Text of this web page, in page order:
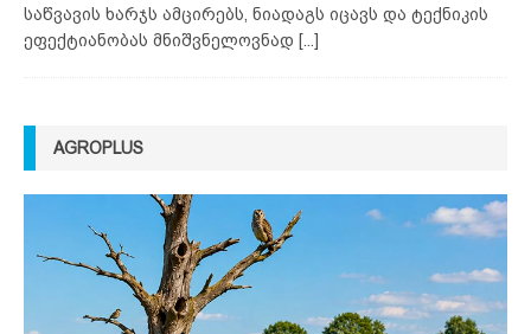
საწვავის ხარჯს ამცირებს, ნიადაგს იცავს და ტექნიკის
ეფექტიანობას მნიშვნელოვნად [...]
AGROPLUS